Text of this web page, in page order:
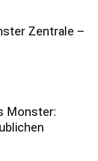
Zentrale –
Monster: